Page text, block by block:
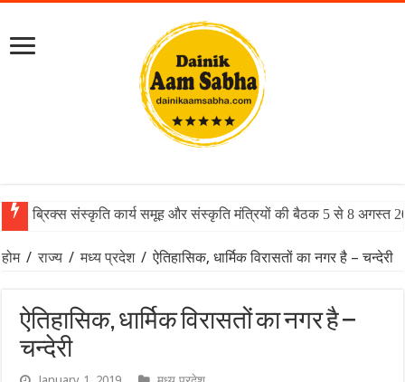
ब्रिक्स संस्कृति कार्य समूह और संस्कृति मंत्रियों की बैठक 5 से 8 अगस्त
होम / राज्य / मध्य प्रदेश / ऐतिहासिक, धार्मिक विरासतों का नगर है – चन्देरी
ऐतिहासिक, धार्मिक विरासतों का नगर है –
चन्देरी